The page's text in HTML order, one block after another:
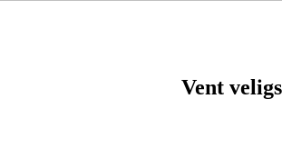
Vent